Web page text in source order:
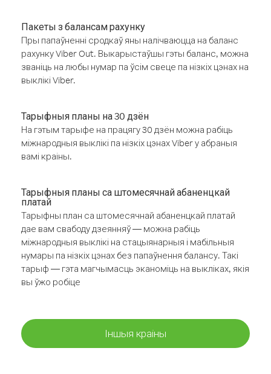
Пакеты з балансам рахунку
Пры папаўненні сродкаў яны налічваюцца на баланс
рахунку Viber Out. Выкарыстаўшы гэты баланс, можна
званіць на любы нумар па ўсім свеце па нізкіх цэнах на
выклікі Viber.
Тарыфныя планы на 30 дзён
На гэтым тарыфе на працягу 30 дзён можна рабіць
міжнародныя выклікі па нізкіх цэнах Viber у абраныя
вамі краіны.
Тарыфныя планы са штомесячнай абаненцкай
платай
Тарыфны план са штомесячнай абаненцкай платай
дае вам свабоду дзеянняў — можна рабіць
міжнародныя выклікі на стацыянарныя і мабільныя
нумары па нізкіх цэнах без папаўнення балансу. Такі
тарыф — гэта магчымасць эканоміць на выкліках, якія
вы ўжо робіце
Іншыя краіны